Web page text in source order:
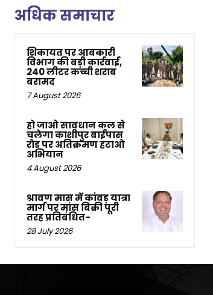
अधिक समाचार
शिकायत पर आबकारी
विभाग की बड़ी कार्रवाई,
240 लीटर कच्ची शराब
बरामद
7 August 2026
हो जाओ सावधान कल से
चलेगा काशीपुर बाईपास
रोड पर अतिक्रमण हटाओ
अभियान
4 August 2026
श्रावण मास में कांवड़ यात्रा
मार्ग पर मांस बिक्री पूरी
तरह प्रतिबंधित-
28 July 2026